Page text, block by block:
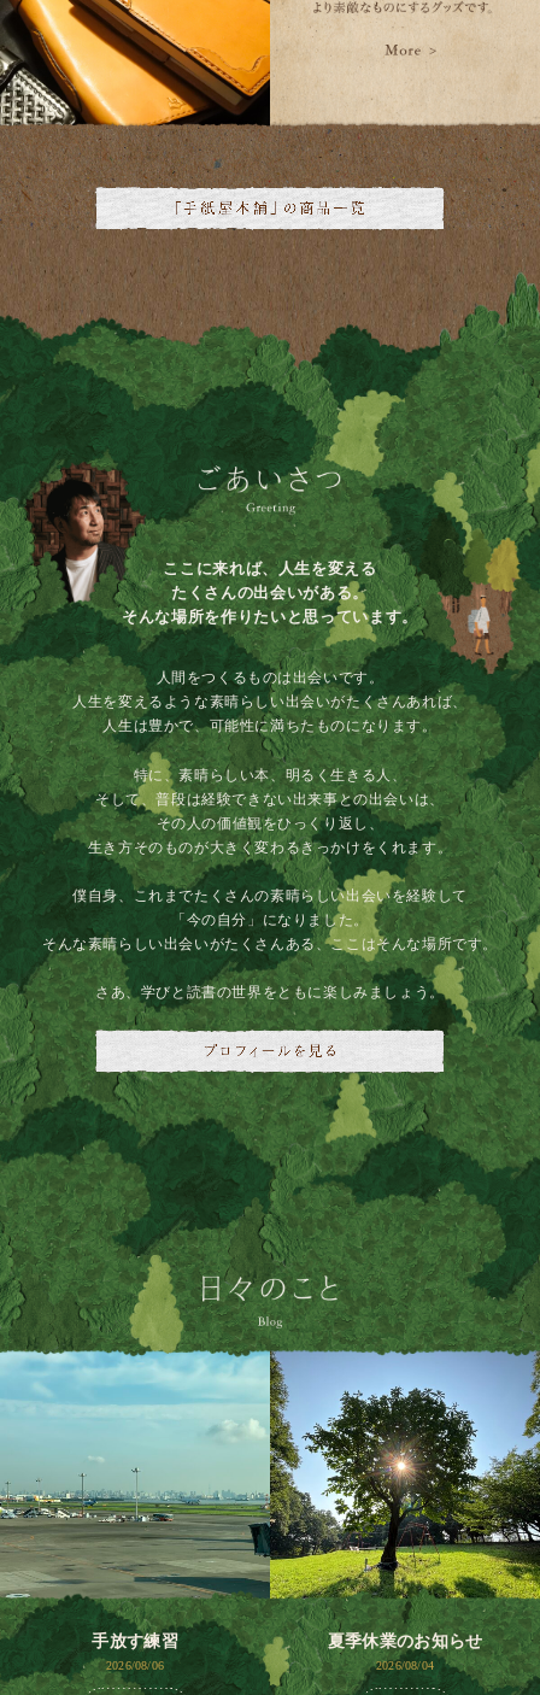
ここに来れば、人生を変える
たくさんの出会いがある。
そんな場所を作りたいと思っています。
人間をつくるものは出会いです。
人生を変えるような素晴らしい出会いがたくさんあれば、
人生は豊かで、可能性に満ちたものになります。
特に、素晴らしい本、明るく生きる人、
そして、普段は経験できない出来事との出会いは、
その人の価値観をひっくり返し、
生き方そのものが大きく変わるきっかけをくれます。
僕自身、これまでたくさんの素晴らしい出会いを経験して
「今の自分」になりました。
そんな素晴らしい出会いがたくさんある、ここはそんな場所です。
さあ、学びと読書の世界をともに楽しみましょう。
手放す練習
2026/08/06
夏季休業のお知らせ
2026/08/04